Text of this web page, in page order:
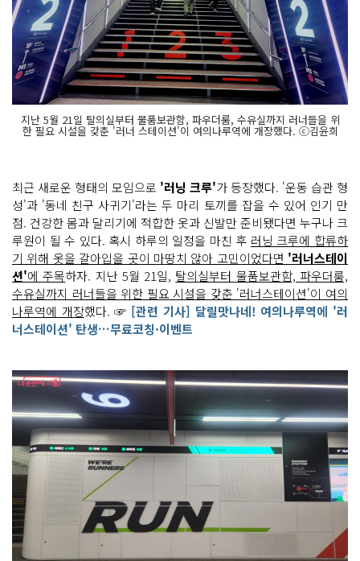
지난 5월 21일 탈의실부터 물품보관함, 파우더룸, 수유실까지 러너들을 위
한 필요 시설을 갖춘 '러너 스테이션'이 여의나루역에 개장했다. ⓒ김윤희
최근 새로운 형태의 모임으로 '러닝 크루'가 등장했다. '운동 습관 형
성'과 '동네 친구 사귀기'라는 두 마리 토끼를 잡을 수 있어 인기 만
점. 건강한 몸과 달리기에 적합한 옷과 신발만 준비됐다면 누구나 크
루원이 될 수 있다. 혹시 하루의 일정을 마친 후 러닝 크루에 합류하
기 위해 옷을 갈아입을 곳이 마땅치 않아 고민이었다면 '러너스테이
션'에 주목하자. 지난 5월 21일, 탈의실부터 물품보관함, 파우더룸,
수유실까지 러너들을 위한 필요 시설을 갖춘 '러너스테이션'이 여의
나루역에 개장했다. ☞ [관련 기사] 달릴맛나네! 여의나루역에 '러
너스테이션' 탄생…무료코칭·이벤트